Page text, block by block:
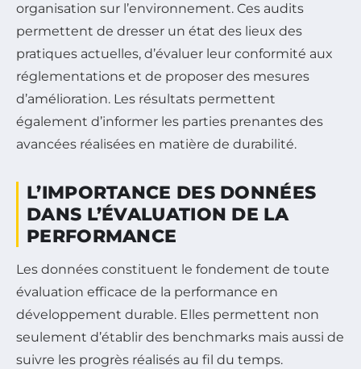
organisation sur l’environnement. Ces audits
permettent de dresser un état des lieux des
pratiques actuelles, d’évaluer leur conformité aux
réglementations et de proposer des mesures
d’amélioration. Les résultats permettent
également d’informer les parties prenantes des
avancées réalisées en matière de durabilité.
L’IMPORTANCE DES DONNÉES
DANS L’ÉVALUATION DE LA
PERFORMANCE
Les données constituent le fondement de toute
évaluation efficace de la performance en
développement durable. Elles permettent non
seulement d’établir des benchmarks mais aussi de
suivre les progrès réalisés au fil du temps.